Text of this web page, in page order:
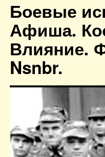
Боевые
Афиша.
Влияние.
Nsnbr.